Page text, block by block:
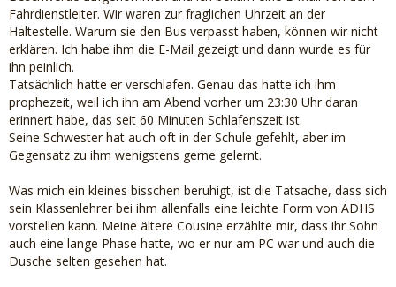
Fahrdienstleiter. Wir waren zur fraglichen Uhrzeit an der
Haltestelle. Warum sie den Bus verpasst haben, können wir nicht
erklären. Ich habe ihm die E-Mail gezeigt und dann wurde es für
ihn peinlich.
Tatsächlich hatte er verschlafen. Genau das hatte ich ihm
prophezeit, weil ich ihn am Abend vorher um 23:30 Uhr daran
erinnert habe, das seit 60 Minuten Schlafenszeit ist.
Seine Schwester hat auch oft in der Schule gefehlt, aber im
Gegensatz zu ihm wenigstens gerne gelernt.
Was mich ein kleines bisschen beruhigt, ist die Tatsache, dass sich
sein Klassenlehrer bei ihm allenfalls eine leichte Form von ADHS
vorstellen kann. Meine ältere Cousine erzählte mir, dass ihr Sohn
auch eine lange Phase hatte, wo er nur am PC war und auch die
Dusche selten gesehen hat.